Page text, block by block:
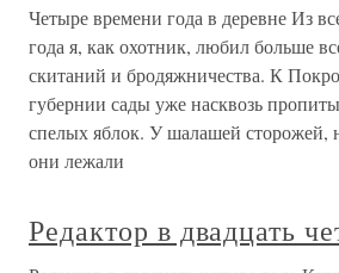
Четыре времени года в деревне Из
года я, как охотник, любил больше
скитаний и бродяжничества. К
губернии сады уже насквозь
спелых яблок. У шалашей сторожей,
они лежали
Редактор в двадцать